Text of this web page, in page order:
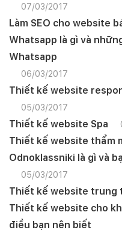
07/03/2017
Làm SEO cho website
Whatsapp là gì và
Whatsapp
06/03/2017
Thiết kế website
05/03/2017
Thiết kế website Spa
Thiết kế website thẩm
Odnoklassniki là gì và
05/03/2017
Thiết kế website trung
Thiết kế website cho
điều bạn nên biết